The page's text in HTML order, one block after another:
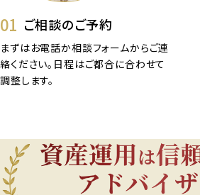
01 ご相談のご予約
まずはお電話か相談フォームからご連
絡ください。日程はご都合に合わせて
調整します。